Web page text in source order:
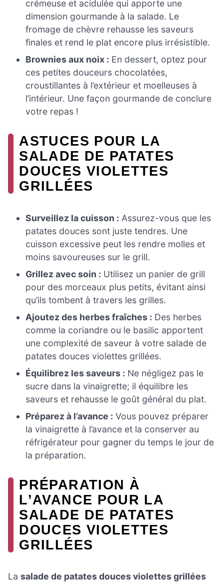
crémeuse et acidulée qui apporte une
dimension gourmande à la salade. Le
fromage de chèvre rehausse les saveurs
finales et rend le plat encore plus irrésistible.
Brownies aux noix : En dessert, optez pour
ces petites douceurs chocolatées,
croustillantes à l’extérieur et moelleuses à
l’intérieur. Une façon gourmande de conclure
votre repas !
ASTUCES POUR LA
SALADE DE PATATES
DOUCES VIOLETTES
GRILLÉES
Surveillez la cuisson : Assurez-vous que les
patates douces sont juste tendres. Une
cuisson excessive peut les rendre molles et
moins savoureuses sur le grill.
Grillez avec soin : Utilisez un panier de grill
pour des morceaux plus petits, évitant ainsi
qu’ils tombent à travers les grilles.
Ajoutez des herbes fraîches : Des herbes
comme la coriandre ou le basilic apportent
une complexité de saveur à votre salade de
patates douces violettes grillées.
Équilibrez les saveurs : Ne négligez pas le
sucre dans la vinaigrette; il équilibre les
saveurs et rehausse le goût général du plat.
Préparez à l’avance : Vous pouvez préparer
la vinaigrette à l’avance et la conserver au
réfrigérateur pour gagner du temps le jour de
la préparation.
PRÉPARATION À
L’AVANCE POUR LA
SALADE DE PATATES
DOUCES VIOLETTES
GRILLÉES
La salade de patates douces violettes grillées